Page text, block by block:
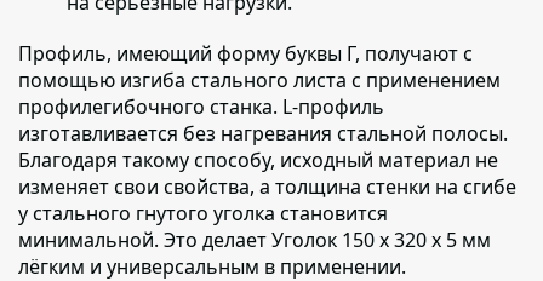
Профиль, имеющий форму буквы Г, получают с
помощью изгиба стального листа с применением
профилегибочного станка. L-профиль
изготавливается без нагревания стальной полосы.
Благодаря такому способу, исходный материал не
изменяет свои свойства, а толщина стенки на сгибе
у стального гнутого уголка становится
минимальной. Это делает Уголок 150 х 320 х 5 мм
лёгким и универсальным в применении.